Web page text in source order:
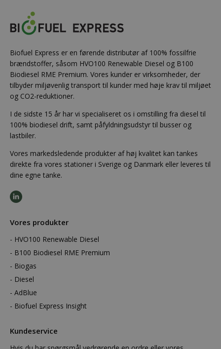
Biofuel Express er en førende distributør af 100% fossilfrie
brændstoffer, såsom HVO100 Renewable Diesel og B100
Biodiesel RME Premium. Vores kunder er virksomheder, der
tilbyder miljøvenlig transport til kunder med høje krav til miljøet
og CO2-reduktioner.
I de sidste 15 år har vi specialiseret os i omstilling fra diesel til
100% biodiesel drift, samt påfyldningsudstyr til busser og
lastbiler.
Vores markedsledende produkter af høj kvalitet kan tankes
direkte fra vores stationer i Sverige og Danmark eller leveres til
dine egne tanke.
Vores produkter
HVO100 Renewable Diesel
B100 Biodiesel RME Premium
Biogas
Diesel
AdBlue
Biofuel Express Insight
Kundeservice